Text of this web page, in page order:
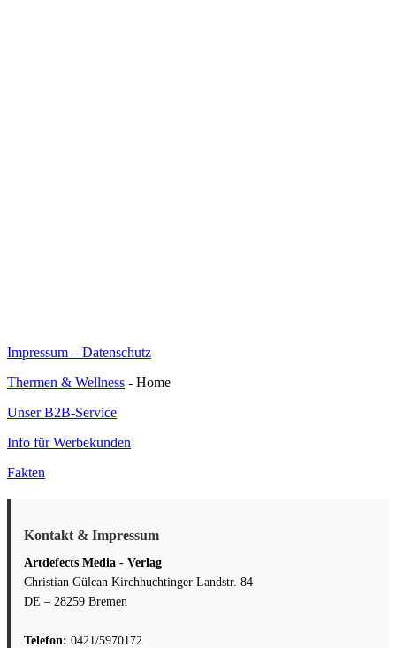
Impressum – Datenschutz
Thermen & Wellness - Home
Unser B2B-Service
Info für Werbekunden
Fakten
Kontakt & Impressum
Artdefects Media - Verlag
Christian Gülcan Kirchhuchtinger Landstr. 84
DE – 28259 Bremen
Telefon: 0421/5970172